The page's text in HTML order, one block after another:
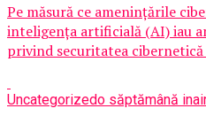
Pe măsură ce amenințările
inteligența artificială (AI) iau
privind securitatea
Uncategorizedo săptămână